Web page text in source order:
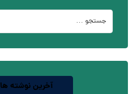
آخرین نوشته ها